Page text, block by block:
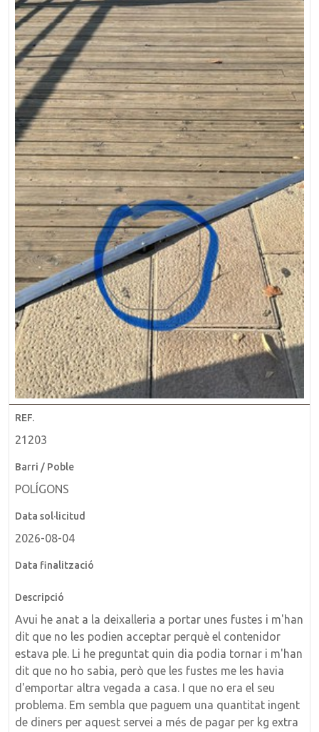
21203
POLÍGONS
2026-08-04
Avui he anat a la deixalleria a portar unes fustes i m'han
dit que no les podien acceptar perquè el contenidor
estava ple. Li he preguntat quin dia podia tornar i m'han
dit que no ho sabia, però que les fustes me les havia
d'emportar altra vegada a casa. I que no era el seu
problema. Em sembla que paguem una quantitat ingent
de diners per aquest servei a més de pagar per kg extra